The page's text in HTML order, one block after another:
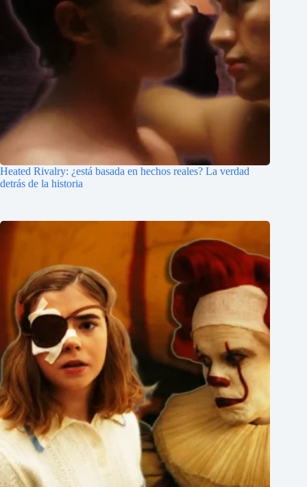
Heated Rivalry: ¿está basada en hechos reales? La verdad
detrás de la historia